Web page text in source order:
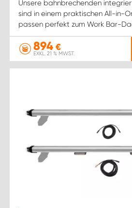
Unsere bahnbrechenden
sind in einem praktischen All-in-
passen perfekt zum Work Bar-
894 €
EXKL. 21 % MWST.